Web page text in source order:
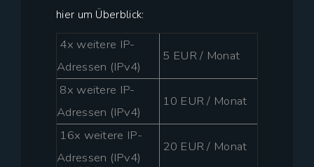
hier um Überblick:
4x weitere IP-
Adressen (IPv4)
5 EUR / Monat
8x weitere IP-
Adressen (IPv4)
10 EUR / Monat
16x weitere IP-
Adressen (IPv4)
20 EUR / Monat